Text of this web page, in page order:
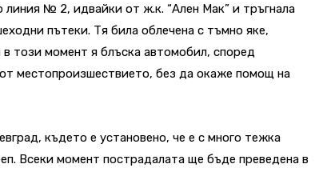
линия № 2, идвайки от ж.к. “Ален Мак” и тръгнала
пътеки. Тя била облечена с тъмно яке,
този момент я блъска автомобил, според
местопроизшествието, без да окаже помощ на
където е установено, че е с много тежка
Всеки момент пострадалата ще бъде преведена в